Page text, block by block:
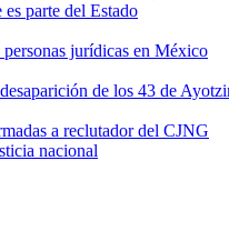
parte del Estado
jurídicas en México
de los 43 de
a reclutador del CJNG
nacional